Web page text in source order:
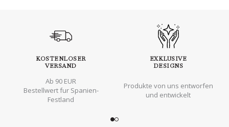
KOSTENLOSER
VERSAND
Ab 90 EUR
Bestellwert fur Spanien-
Festland
EXKLUSIVE
DESIGNS
Produkte von uns entworfen
und entwickelt